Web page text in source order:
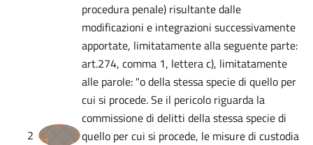
2
procedura penale) risultante dalle
modificazioni e integrazioni successivamente
apportate, limitatamente alla seguente parte:
art.274, comma 1, lettera c), limitatamente
alle parole: "o della stessa specie di quello per
cui si procede. Se il pericolo riguarda la
commissione di delitti della stessa specie di
quello per cui si procede, le misure di custodia